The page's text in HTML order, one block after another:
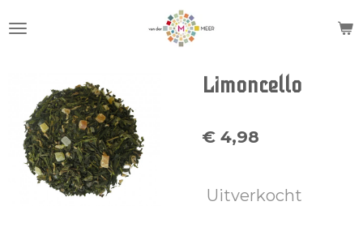
direct
hoofdinhoud
Limoncello
€ 4,98
Uitverkocht